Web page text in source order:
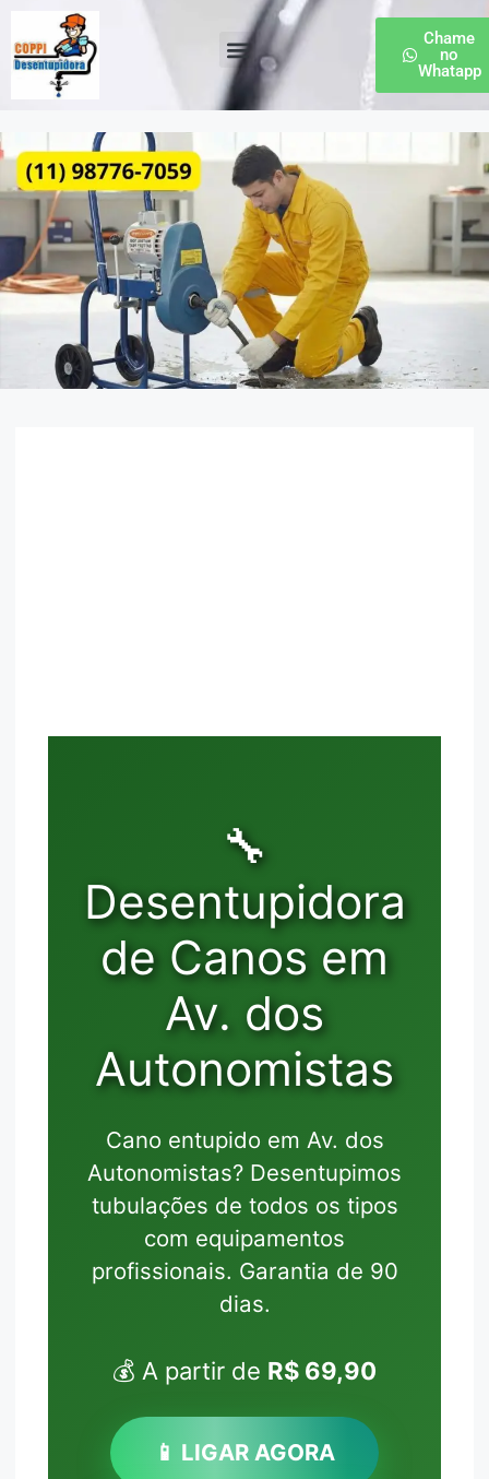
Chame
no
Whatapp
🔧
Desentupidora
de Canos em
Av. dos
Autonomistas
Cano entupido em Av. dos
Autonomistas? Desentupimos
tubulações de todos os tipos
com equipamentos
profissionais. Garantia de 90
dias.
💰 A partir de R$ 69,90
📱 LIGAR AGORA